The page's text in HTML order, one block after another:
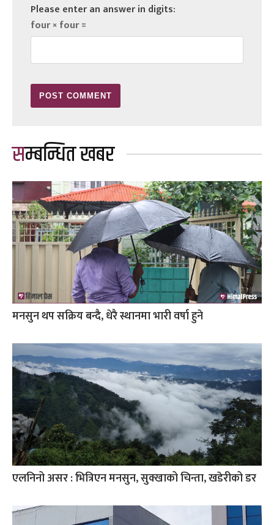
Please enter an answer in digits:
four × four =
सम्बन्धित खबर
मनसुन थप सक्रिय बन्दै, धेरै स्थानमा भारी वर्षा हुने
एलनिनो असर : भित्रिएन मनसुन, सुक्खाको चिन्ता, खडेरीको डर